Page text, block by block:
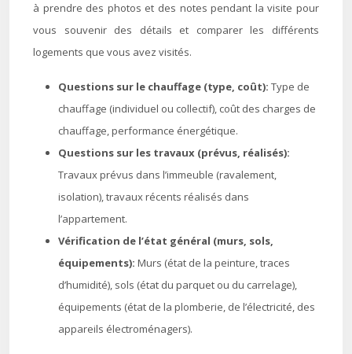
à prendre des photos et des notes pendant la visite pour
vous souvenir des détails et comparer les différents
logements que vous avez visités.
Questions sur le chauffage (type, coût): Type de
chauffage (individuel ou collectif), coût des charges de
chauffage, performance énergétique.
Questions sur les travaux (prévus, réalisés):
Travaux prévus dans l’immeuble (ravalement,
isolation), travaux récents réalisés dans
l’appartement.
Vérification de l’état général (murs, sols,
équipements): Murs (état de la peinture, traces
d’humidité), sols (état du parquet ou du carrelage),
équipements (état de la plomberie, de l’électricité, des
appareils électroménagers).